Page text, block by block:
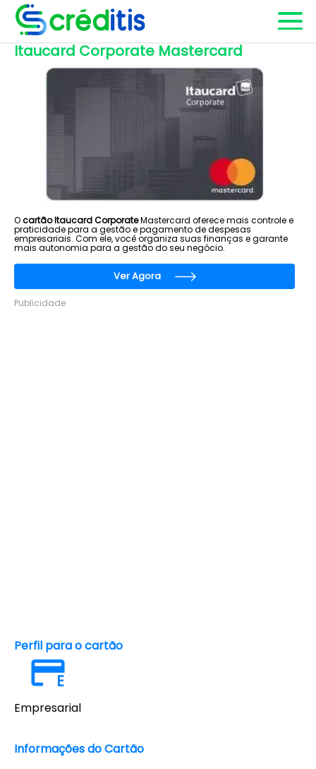
Itaucard Corporate Mastercard
Ocartão Itaucard CorporateMastercard oferece mais controle e
praticidade para a gestão e pagamento de despesas
empresariais. Com ele, você organiza suas finanças e garante
mais autonomia para a gestão do seu negócio.
Ver Agora
Publicidade
Perfil para o cartão
E
Empresarial
Informações do Cartão